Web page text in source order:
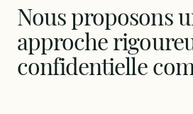
Nousproposons
approche
confidentielle